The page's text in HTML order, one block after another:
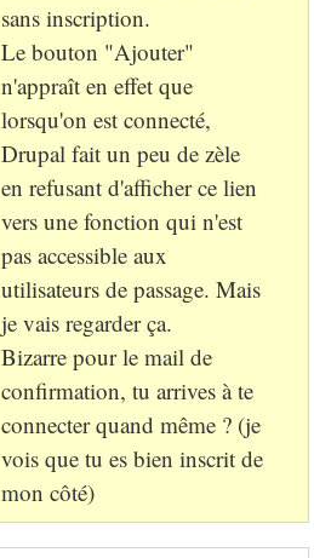
sans inscription.
Le bouton "Ajouter"
n'appraît en effet que
lorsqu'on est connecté,
Drupal fait un peu de zèle
en refusant d'afficher ce lien
vers une fonction qui n'est
pas accessible aux
utilisateurs de passage. Mais
je vais regarder ça.
Bizarre pour le mail de
confirmation, tu arrives à te
connecter quand même ? (je
vois que tu es bien inscrit de
mon côté)